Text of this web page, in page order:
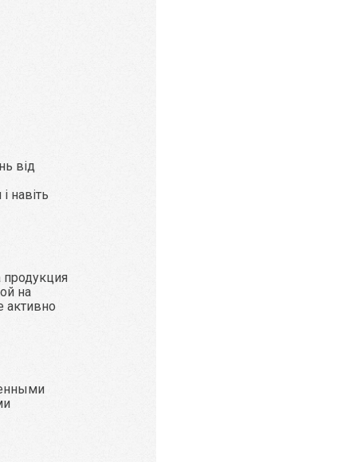
від
навіть
продукция
на
активно